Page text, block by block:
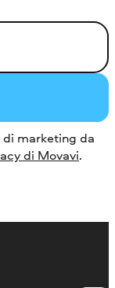
marketing da
di Movavi.